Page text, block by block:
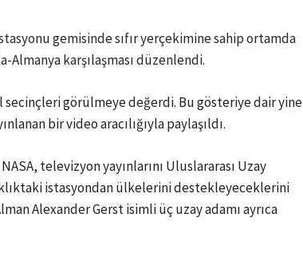
gemisinde sıfır yerçekimine sahip ortamda
Almanya karşılaşması düzenlendi.
görülmeye değerdi. Bu gösteriye dair yine
bir video aracılığıyla paylaşıldı.
televizyon yayınlarını Uluslararası Uzay
istasyondan ülkelerini destekleyeceklerini
Alexander Gerst isimli üç uzay adamı ayrıca